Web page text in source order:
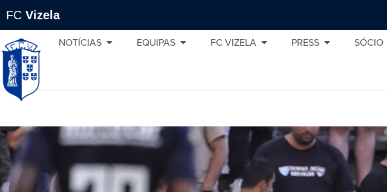
FC Vizela
NOTÍCIAS EQUIPAS FC VIZELA PRESS SÓCIO